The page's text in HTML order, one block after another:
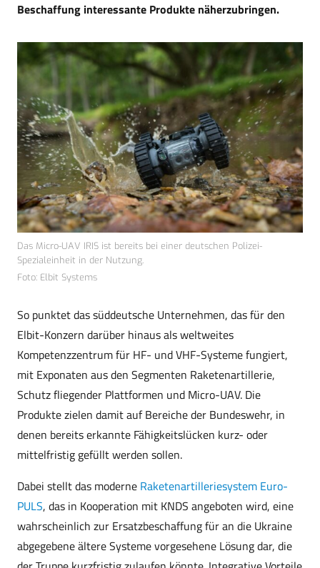
Beschaffung interessante Produkte näherzubringen.
Das Micro-UAV IRIS ist bereits bei einer deutschen Polizei-
Spezialeinheit in der Nutzung.
Foto: Elbit Systems
So punktet das süddeutsche Unternehmen, das für den
Elbit-Konzern darüber hinaus als weltweites
Kompetenzzentrum für HF- und VHF-Systeme fungiert,
mit Exponaten aus den Segmenten Raketenartillerie,
Schutz fliegender Plattformen und Micro-UAV. Die
Produkte zielen damit auf Bereiche der Bundeswehr, in
denen bereits erkannte Fähigkeitslücken kurz- oder
mittelfristig gefüllt werden sollen.
Dabei stellt das moderne Raketenartilleriesystem Euro-
PULS, das in Kooperation mit KNDS angeboten wird, eine
wahrscheinlich zur Ersatzbeschaffung für an die Ukraine
abgegebene ältere Systeme vorgesehene Lösung dar, die